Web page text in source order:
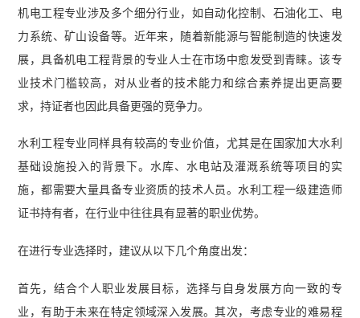
机电工程专业涉及多个细分行业，如自动化控制、石油化工、电
力系统、矿山设备等。近年来，随着新能源与智能制造的快速发
展，具备机电工程背景的专业人士在市场中愈发受到青睐。该专
业技术门槛较高，对从业者的技术能力和综合素养提出更高要
求，持证者也因此具备更强的竞争力。
水利工程专业同样具有较高的专业价值，尤其是在国家加大水利
基础设施投入的背景下。水库、水电站及灌溉系统等项目的实
施，都需要大量具备专业资质的技术人员。水利工程一级建造师
证书持有者，在行业中往往具有显著的职业优势。
在进行专业选择时，建议从以下几个角度出发：
首先，结合个人职业发展目标，选择与自身发展方向一致的专
业，有助于未来在特定领域深入发展。其次，考虑专业的难易程